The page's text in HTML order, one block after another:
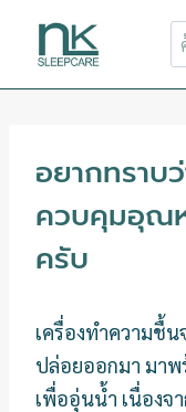
อยากทราบ
ควบคุมอุณห
ครับ
เครื่องทำความชื้
ปล่อยออกมา มา
เพื่ออุ่นน้ำ เนื่องจ